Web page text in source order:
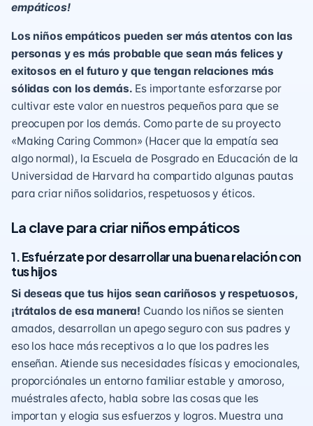
empáticos!
Los niños empáticos pueden ser más atentos con las
personas y es más probable que sean más felices y
exitosos en el futuro y que tengan relaciones más
sólidas con los demás. Es importante esforzarse por
cultivar este valor en nuestros pequeños para que se
preocupen por los demás. Como parte de su proyecto
«Making Caring Common» (Hacer que la empatía sea
algo normal), la Escuela de Posgrado en Educación de la
Universidad de Harvard ha compartido algunas pautas
para criar niños solidarios, respetuosos y éticos.
La clave para criar niños empáticos
1. Esfuérzate por desarrollar una buena relación con
tus hijos
Si deseas que tus hijos sean cariñosos y respetuosos,
¡trátalos de esa manera! Cuando los niños se sienten
amados, desarrollan un apego seguro con sus padres y
eso los hace más receptivos a lo que los padres les
enseñan. Atiende sus necesidades físicas y emocionales,
proporciónales un entorno familiar estable y amoroso,
muéstrales afecto, habla sobre las cosas que les
importan y elogia sus esfuerzos y logros. Muestra una